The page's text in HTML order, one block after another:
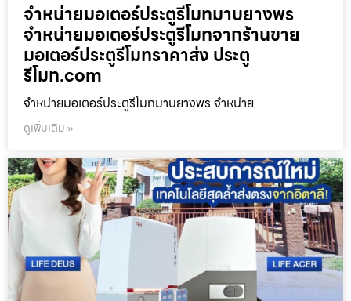
จำหน่ายมอเตอร์ประตูรีโมทมาบยางพร
จำหน่ายมอเตอร์ประตูรีโมทจากร้านขาย
มอเตอร์ประตูรีโมทราคาส่ง ประตู
รีโมท.com
จำหน่ายมอเตอร์ประตูรีโมทมาบยางพร จำหน่าย
ดูเพิ่มเติม »